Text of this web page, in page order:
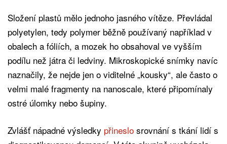
Složení plastů mělo jednoho jasného vítěze. Převládal
polyetylen, tedy polymer běžně používaný například v
obalech a fóliích, a mozek ho obsahoval ve vyšším
podílu než játra či ledviny. Mikroskopické snímky navíc
naznačily, že nejde jen o viditelné „kousky“, ale často o
velmi malé fragmenty na nanoscale, které připomínaly
ostré úlomky nebo šupiny.
Zvlášť nápadné výsledky přineslo srovnání s tkání lidí s